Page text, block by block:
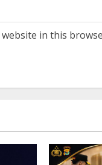
website in this